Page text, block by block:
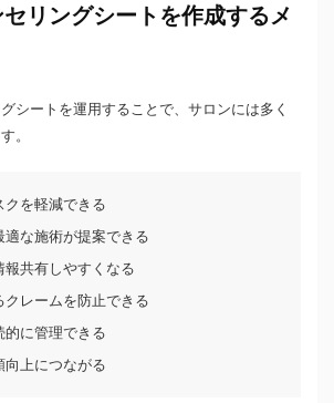
リングシートを作成するメ
シートを運用することで、サロンには多く
。
クを軽減できる
適な施術が提案できる
報共有しやすくなる
クレームを防止できる
的に管理できる
向上につながる